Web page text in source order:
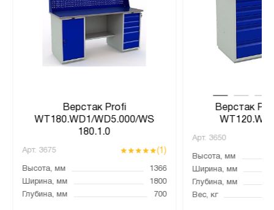
Верстак Profi
WT180.WD1/WD5.000/WS
180.1.0
Арт. 3675 (1)
Высота, мм
1366
Ширина, мм
1800
Глубина, мм
700
Верстак
Арт. 3650
Высота, мм
Ширина, мм
Глубина, мм
Вес, кг